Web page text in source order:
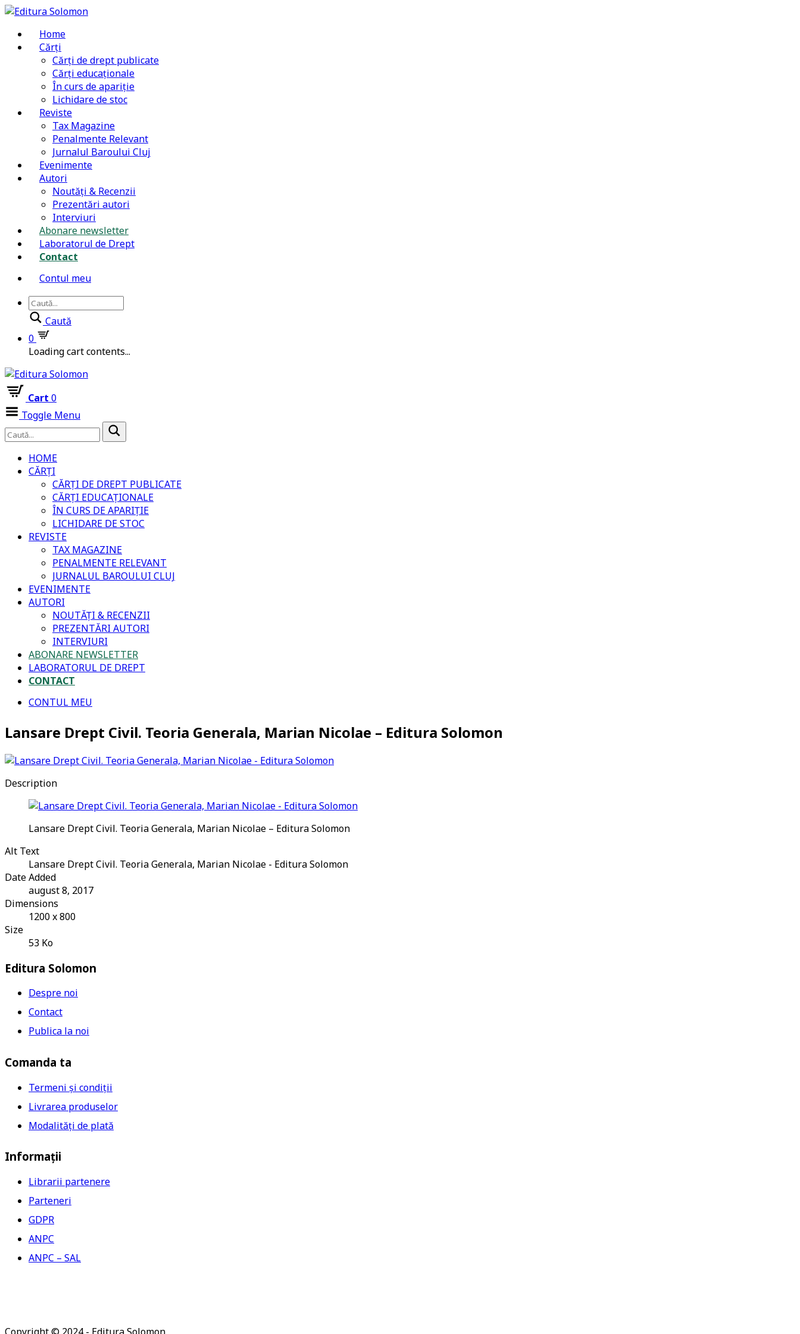
Home
Cărți
Cărți de drept publicate
Cărți educaționale
În curs de apariție
Lichidare de stoc
Reviste
Tax Magazine
Penalmente Relevant
Jurnalul Baroului Cluj
Evenimente
Autori
Noutăți & Recenzii
Prezentări autori
Interviuri
Abonare newsletter
Laboratorul de Drept
Contact
Contul meu
Caută
0
Loading cart contents...
Cart 0
Toggle Menu
HOME
CĂRȚI
CĂRȚI DE DREPT PUBLICATE
CĂRȚI EDUCAȚIONALE
ÎN CURS DE APARIȚIE
LICHIDARE DE STOC
REVISTE
TAX MAGAZINE
PENALMENTE RELEVANT
JURNALUL BAROULUI CLUJ
EVENIMENTE
AUTORI
NOUTĂȚI & RECENZII
PREZENTĂRI AUTORI
INTERVIURI
ABONARE NEWSLETTER
LABORATORUL DE DREPT
CONTACT
CONTUL MEU
Lansare Drept Civil. Teoria Generala, Marian Nicolae – Editura Solomon
Description
Lansare Drept Civil. Teoria Generala, Marian Nicolae – Editura Solomon
Alt Text
Lansare Drept Civil. Teoria Generala, Marian Nicolae - Editura Solomon
Date Added
august 8, 2017
Dimensions
1200 x 800
Size
53 Ko
Editura Solomon
Despre noi
Contact
Publica la noi
Comanda ta
Termeni și condiții
Livrarea produselor
Modalități de plată
Informații
Librarii partenere
Parteneri
GDPR
ANPC
ANPC – SAL